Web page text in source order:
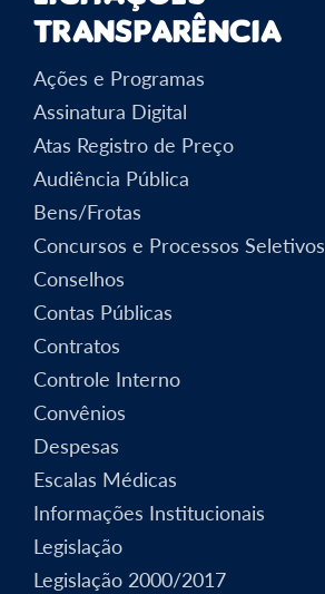
Transparência
Ações e Programas
Assinatura Digital
Atas Registro de Preço
Audiência Pública
Bens/Frotas
Concursos e Processos Seletivos
Conselhos
Contas Públicas
Contratos
Controle Interno
Convênios
Despesas
Escalas Médicas
Informações Institucionais
Legislação
Legislação 2000/2017